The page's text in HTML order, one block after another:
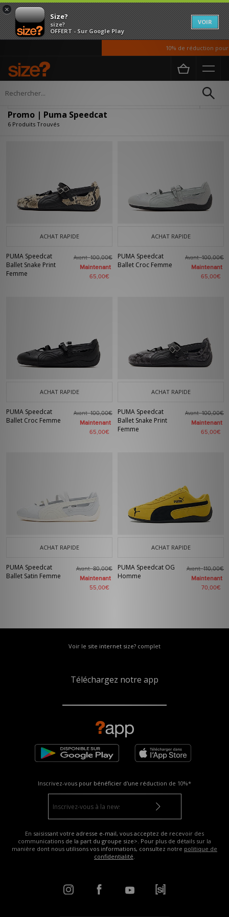
×
Size?
size?
OFFERT - Sur Google Play
VOIR
10% de réduction pour
Accueil Promo | Puma Speedcat
Promo | Puma Speedcat
6 Produits Trouvés
ACHAT RAPIDE
PUMA Speedcat
Ballet Snake Print
Femme
Avant100,00€
Maintenant
65,00€
ACHAT RAPIDE
PUMA Speedcat
Ballet Croc Femme
Avant100,00€
Maintenant
65,00€
ACHAT RAPIDE
PUMA Speedcat
Ballet Croc Femme
Avant100,00€
Maintenant
65,00€
ACHAT RAPIDE
PUMA Speedcat
Ballet Snake Print
Femme
Avant100,00€
Maintenant
65,00€
ACHAT RAPIDE
PUMA Speedcat
Ballet Satin Femme
Avant80,00€
Maintenant
55,00€
ACHAT RAPIDE
PUMA Speedcat OG
Homme
Avant110,00€
Maintenant
70,00€
Voir le site internet size? complet
Téléchargez notre app
Inscrivez-vous pour bénéficier d'une réduction de 10%*
En saisissant votre adresse e-mail, vous acceptez de recevoir des
communications de la part du groupe size>. Pour plus de détails sur la
manière dont nous utilisons vos informations, consultez notre politique de
confidentialité.